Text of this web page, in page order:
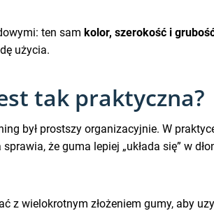
ten sam kolor, szerokość i
użycia.
tak praktyczna?
był prostszy organizacyjnie. W
że guma lepiej „układa się” w
z wielokrotnym złożeniem gumy, aby